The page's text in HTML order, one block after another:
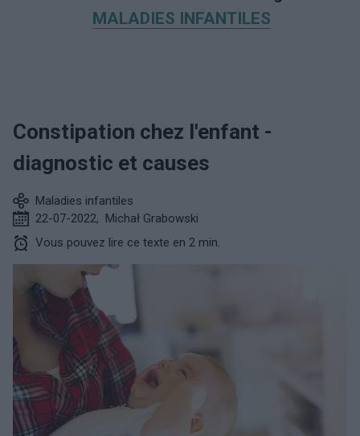
MALADIES INFANTILES
Constipation chez l'enfant -
diagnostic et causes
Maladies infantiles
22-07-2022, Michał Grabowski
Vous pouvez lire ce texte en 2 min.